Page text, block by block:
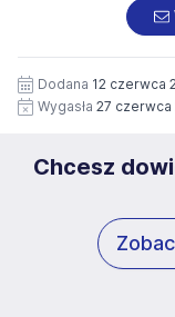
pod numerem 33
siedziby
https://
załączonych
wizerunku), na
12 miesięcy.
czasie wycofana.
Dodana 12 czerwca
Wygasła 27 czerwca
Chcesz